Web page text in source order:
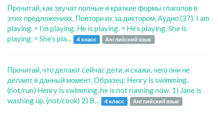
Прочитай, как звучат полные и краткие формы глаголов в
этих предложениях. Повтори их за диктором, Аудио (37). I am
playing. = I’m playing. He is playing. = He’s playing. She is
playing. = She’s pla...
4 класс Английский язык
Прочитай, что делают сейчас дети, и скажи, чего они не
делают в данный момент. Образец: Неnrу is swimming.
(not/run) Henry is swimming, he is not running now. 1) Jane is
washing up. (not/cook) 2) B...
4 класс Английский язык